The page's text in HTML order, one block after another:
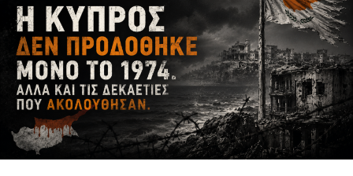
αναπτύσσονται μορφές κοινωνικής εκπροσώπησης,
δημόσιου ελέγχου και συλλογικής διεκδίκησης οι οποίες
δεν εξαντλούνται στους θεσμούς της αντιπροσωπευτικής
δημοκρατίας. Η δυνατότητα των οργανώσεων να
αναδεικνύουν παραμελημένα προβλήματα, να
υπερασπίζονται δικαιώματα και να συμβάλλουν στη
διαμόρφωση δημόσιων πολιτικών συνδέεται άμεσα με τη
διατήρηση της οργανωτικής και πνευματικής τους
αυτονομίας.